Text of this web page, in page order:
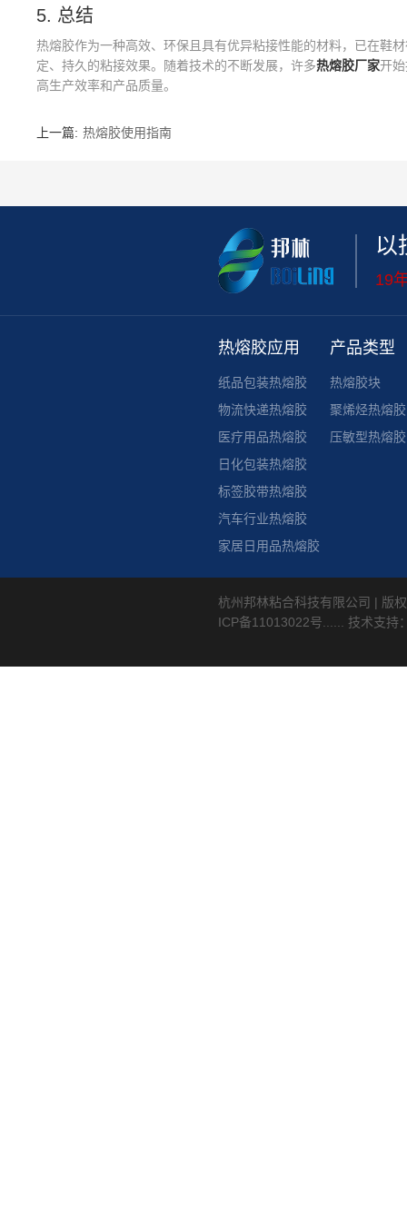
5. 总结
热熔胶作为一种高效、环保且具有优异粘接性能的材料，已在鞋
定、持久的粘接效果。随着技术的不断发展，许多热熔胶厂家开
高生产效率和产品质量。
上一篇: 热熔胶使用指南
以
19
热熔胶应用
纸品包装热熔胶
物流快递热熔胶
医疗用品热熔胶
日化包装热熔胶
标签胶带热熔胶
汽车行业热熔胶
家居日用品热熔胶
产品类型
热熔胶块
聚烯烃热熔胶
压敏型热熔胶
杭州邦林粘合科技有限公司 | 版
ICP备11013022号 ...... 技术支持